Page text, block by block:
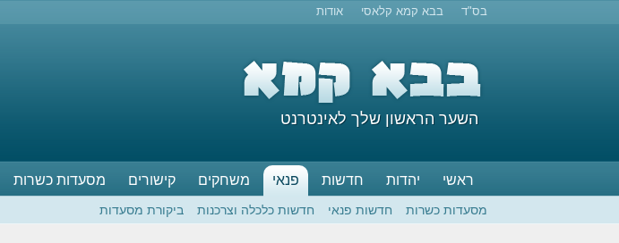
בס"ד בבא קמא קלאסי אודות
השער הראשון שלך לאינטרנט
ראשי יהדות חדשות פנאי משחקים קישורים מסעדות כשרות
מסעדות כשרות חדשות פנאי חדשות כלכלה וצרכנות ביקורת מסעדות